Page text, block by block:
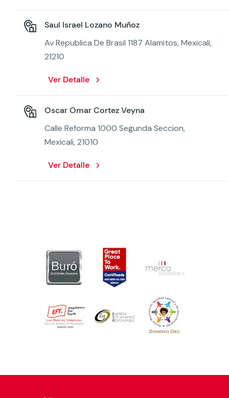
Saul Israel Lozano Muñoz
Av Republica De Brasil 1187 Alamitos, Mexicali,
21210
Ver Detalle
Oscar Omar Cortez Veyna
Calle Reforma 1000 Segunda Seccion,
Mexicali, 21010
Ver Detalle